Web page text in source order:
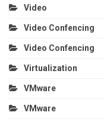
Video
Video Confencing
Video Confencing
Virtualization
VMware
VMware